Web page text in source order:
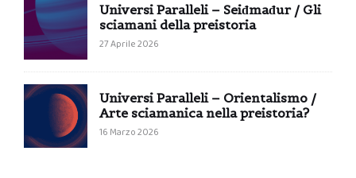
Universi Paralleli – Seiđmađur / Gli
sciamani della preistoria
27 Aprile 2026
Universi Paralleli – Orientalismo /
Arte sciamanica nella preistoria?
16 Marzo 2026